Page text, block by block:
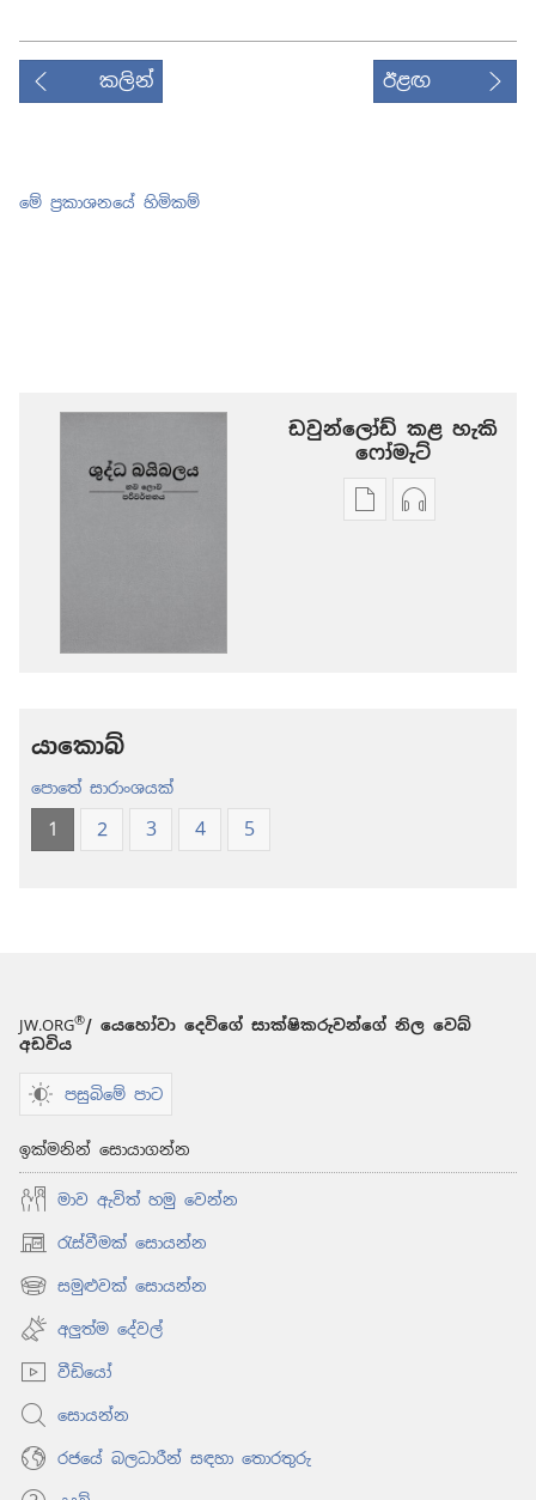
කලින් ඊළඟ
මේ ප්‍රකාශනයේ හිමිකම්
ඩවුන්ලෝඩ් කළ හැකි
‍‍ෆෝමැට්
ප්‍රකාශනඕඩියෝ
යාකොබ්
පොතේ සාරාංශයක්
1 2 3 4 5
JW.ORG®/ යෙහෝවා දෙවිගේ සාක්ෂිකරුවන්ගේ නිල වෙබ්
අඩවිය
පසුබිමේ පාට
ඉක්මනින් සොයාගන්න
මාව ඇවිත් හමු වෙන්න
රැස්වීමක් සොයන්න
(opens
new
window)
සමුළුවක් සොයන්න
(opens
new
window)
අලුත්ම දේවල්
වීඩියෝ
සොයන්න
රජයේ බලධාරීන් සඳහා තොරතුරු